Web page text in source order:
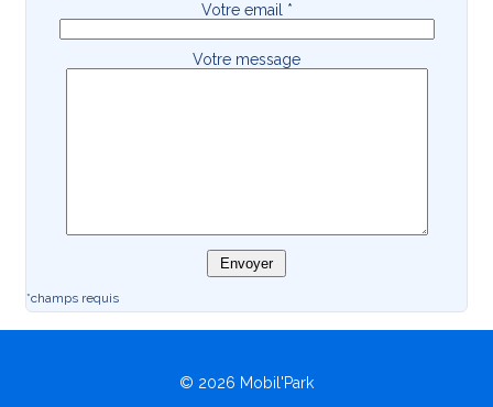
Votre email *
Votre message
*champs requis
© 2026 Mobil'Park